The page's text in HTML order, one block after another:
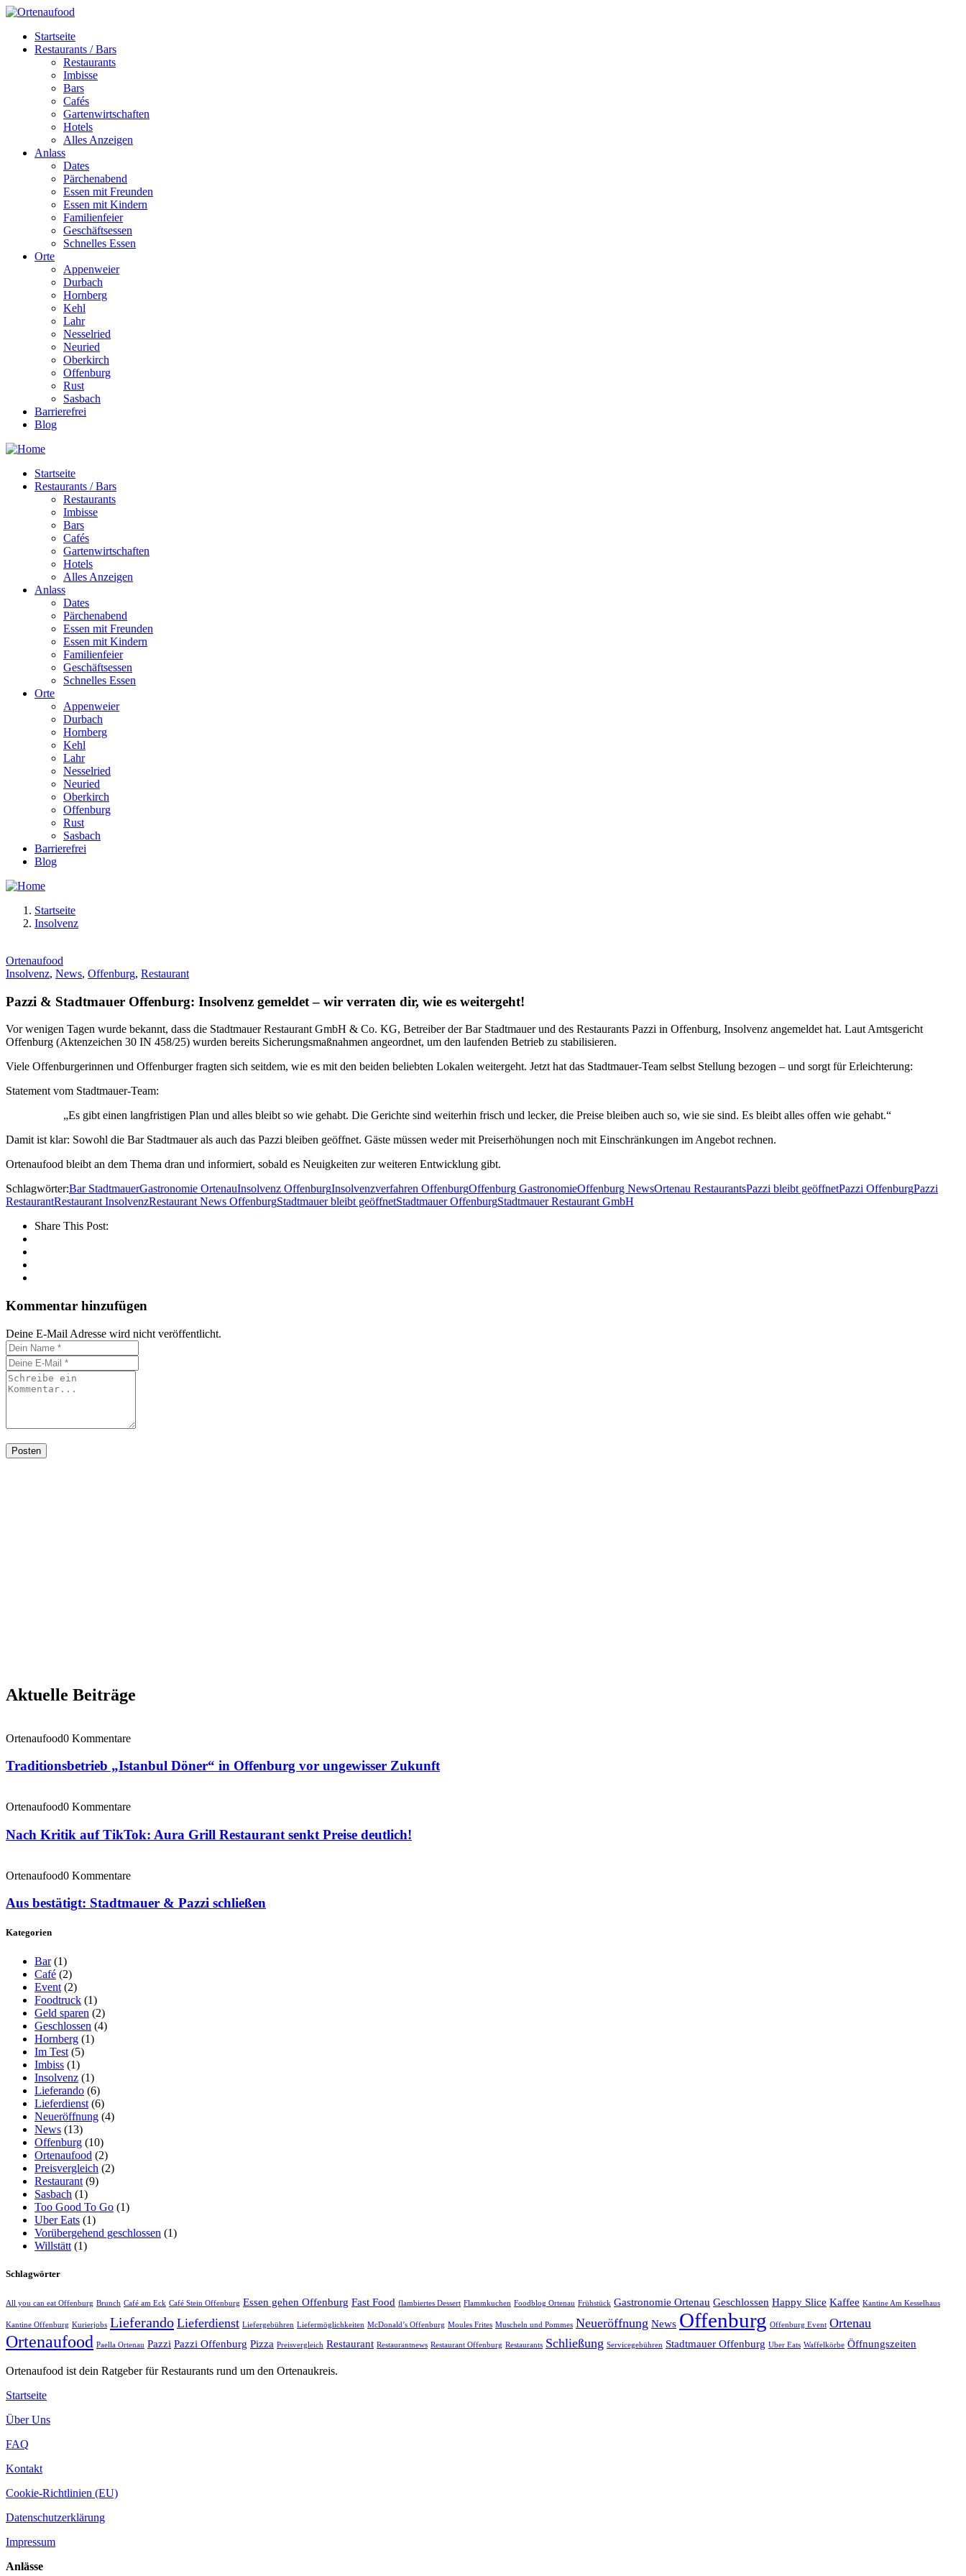
Startseite
Restaurants / Bars
Restaurants
Imbisse
Bars
Cafés
Gartenwirtschaften
Hotels
Alles Anzeigen
Anlass
Dates
Pärchenabend
Essen mit Freunden
Essen mit Kindern
Familienfeier
Geschäftsessen
Schnelles Essen
Orte
Appenweier
Durbach
Hornberg
Kehl
Lahr
Nesselried
Neuried
Oberkirch
Offenburg
Rust
Sasbach
Barrierefrei
Blog
Startseite
Restaurants / Bars
Restaurants
Imbisse
Bars
Cafés
Gartenwirtschaften
Hotels
Alles Anzeigen
Anlass
Dates
Pärchenabend
Essen mit Freunden
Essen mit Kindern
Familienfeier
Geschäftsessen
Schnelles Essen
Orte
Appenweier
Durbach
Hornberg
Kehl
Lahr
Nesselried
Neuried
Oberkirch
Offenburg
Rust
Sasbach
Barrierefrei
Blog
Startseite
Insolvenz
Ortenaufood
Insolvenz, News, Offenburg, Restaurant
Pazzi & Stadtmauer Offenburg: Insolvenz gemeldet – wir verraten dir, wie es weitergeht!
Vor wenigen Tagen wurde bekannt, dass die Stadtmauer Restaurant GmbH & Co. KG, Betreiber der Bar Stadtmauer und des Restaurants Pazzi in Offenburg, Insolvenz angemeldet hat. Laut Amtsgericht
Offenburg (Aktenzeichen 30 IN 458/25) wurden bereits Sicherungsmaßnahmen angeordnet, um den laufenden Betrieb zu stabilisieren.
Viele Offenburgerinnen und Offenburger fragten sich seitdem, wie es mit den beiden beliebten Lokalen weitergeht. Jetzt hat das Stadtmauer-Team selbst Stellung bezogen – und sorgt für Erleichterung:
Statement vom Stadtmauer-Team:
„Es gibt einen langfristigen Plan und alles bleibt so wie gehabt. Die Gerichte sind weiterhin frisch und lecker, die Preise bleiben auch so, wie sie sind. Es bleibt alles offen wie gehabt.“
Damit ist klar: Sowohl die Bar Stadtmauer als auch das Pazzi bleiben geöffnet. Gäste müssen weder mit Preiserhöhungen noch mit Einschränkungen im Angebot rechnen.
Ortenaufood bleibt an dem Thema dran und informiert, sobald es Neuigkeiten zur weiteren Entwicklung gibt.
Schlagwörter:Bar StadtmauerGastronomie OrtenauInsolvenz OffenburgInsolvenzverfahren OffenburgOffenburg GastronomieOffenburg NewsOrtenau RestaurantsPazzi bleibt geöffnetPazzi OffenburgPazzi
RestaurantRestaurant InsolvenzRestaurant News OffenburgStadtmauer bleibt geöffnetStadtmauer OffenburgStadtmauer Restaurant GmbH
Share This Post:
Kommentar hinzufügen
Deine E-Mail Adresse wird nicht veröffentlicht.
Aktuelle Beiträge
Ortenaufood0 Kommentare
Traditionsbetrieb „Istanbul Döner“ in Offenburg vor ungewisser Zukunft
Ortenaufood0 Kommentare
Nach Kritik auf TikTok: Aura Grill Restaurant senkt Preise deutlich!
Ortenaufood0 Kommentare
Aus bestätigt: Stadtmauer & Pazzi schließen
Kategorien
Bar (1)
Café (2)
Event (2)
Foodtruck (1)
Geld sparen (2)
Geschlossen (4)
Hornberg (1)
Im Test (5)
Imbiss (1)
Insolvenz (1)
Lieferando (6)
Lieferdienst (6)
Neueröffnung (4)
News (13)
Offenburg (10)
Ortenaufood (2)
Preisvergleich (2)
Restaurant (9)
Sasbach (1)
Too Good To Go (1)
Uber Eats (1)
Vorübergehend geschlossen (1)
Willstätt (1)
Schlagwörter
All you can eat Offenburg Brunch Café am Eck Café Stein Offenburg Essen gehen Offenburg Fast Food flambiertes Dessert Flammkuchen Foodblog Ortenau Frühstück Gastronomie Ortenau Geschlossen Happy Slice Kaffee Kantine Am Kesselhaus
Kantine Offenburg Kurierjobs Lieferando Lieferdienst Liefergebühren Liefermöglichkeiten McDonald’s Offenburg Moules Frites Muscheln und Pommes Neueröffnung News Offenburg Offenburg Event Ortenau
Ortenaufood Paella Ortenau Pazzi Pazzi Offenburg Pizza Preisvergleich Restaurant Restaurantnews Restaurant Offenburg Restaurants Schließung Servicegebühren Stadtmauer Offenburg Uber Eats Waffelkörbe Öffnungszeiten
Ortenaufood ist dein Ratgeber für Restaurants rund um den Ortenaukreis.
Startseite
Über Uns
FAQ
Kontakt
Cookie-Richtlinien (EU)
Datenschutzerklärung
Impressum
Anlässe